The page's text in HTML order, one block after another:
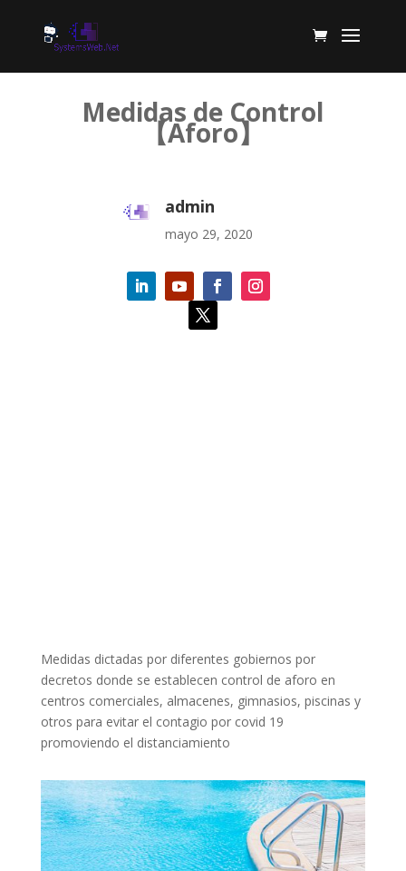
Medidas de Control
【Aforo】
admin
mayo 29, 2020
Medidas dictadas por diferentes gobiernos por
decretos donde se establecen control de aforo en
centros comerciales, almacenes, gimnasios, piscinas y
otros para evitar el contagio por covid 19
promoviendo el distanciamiento